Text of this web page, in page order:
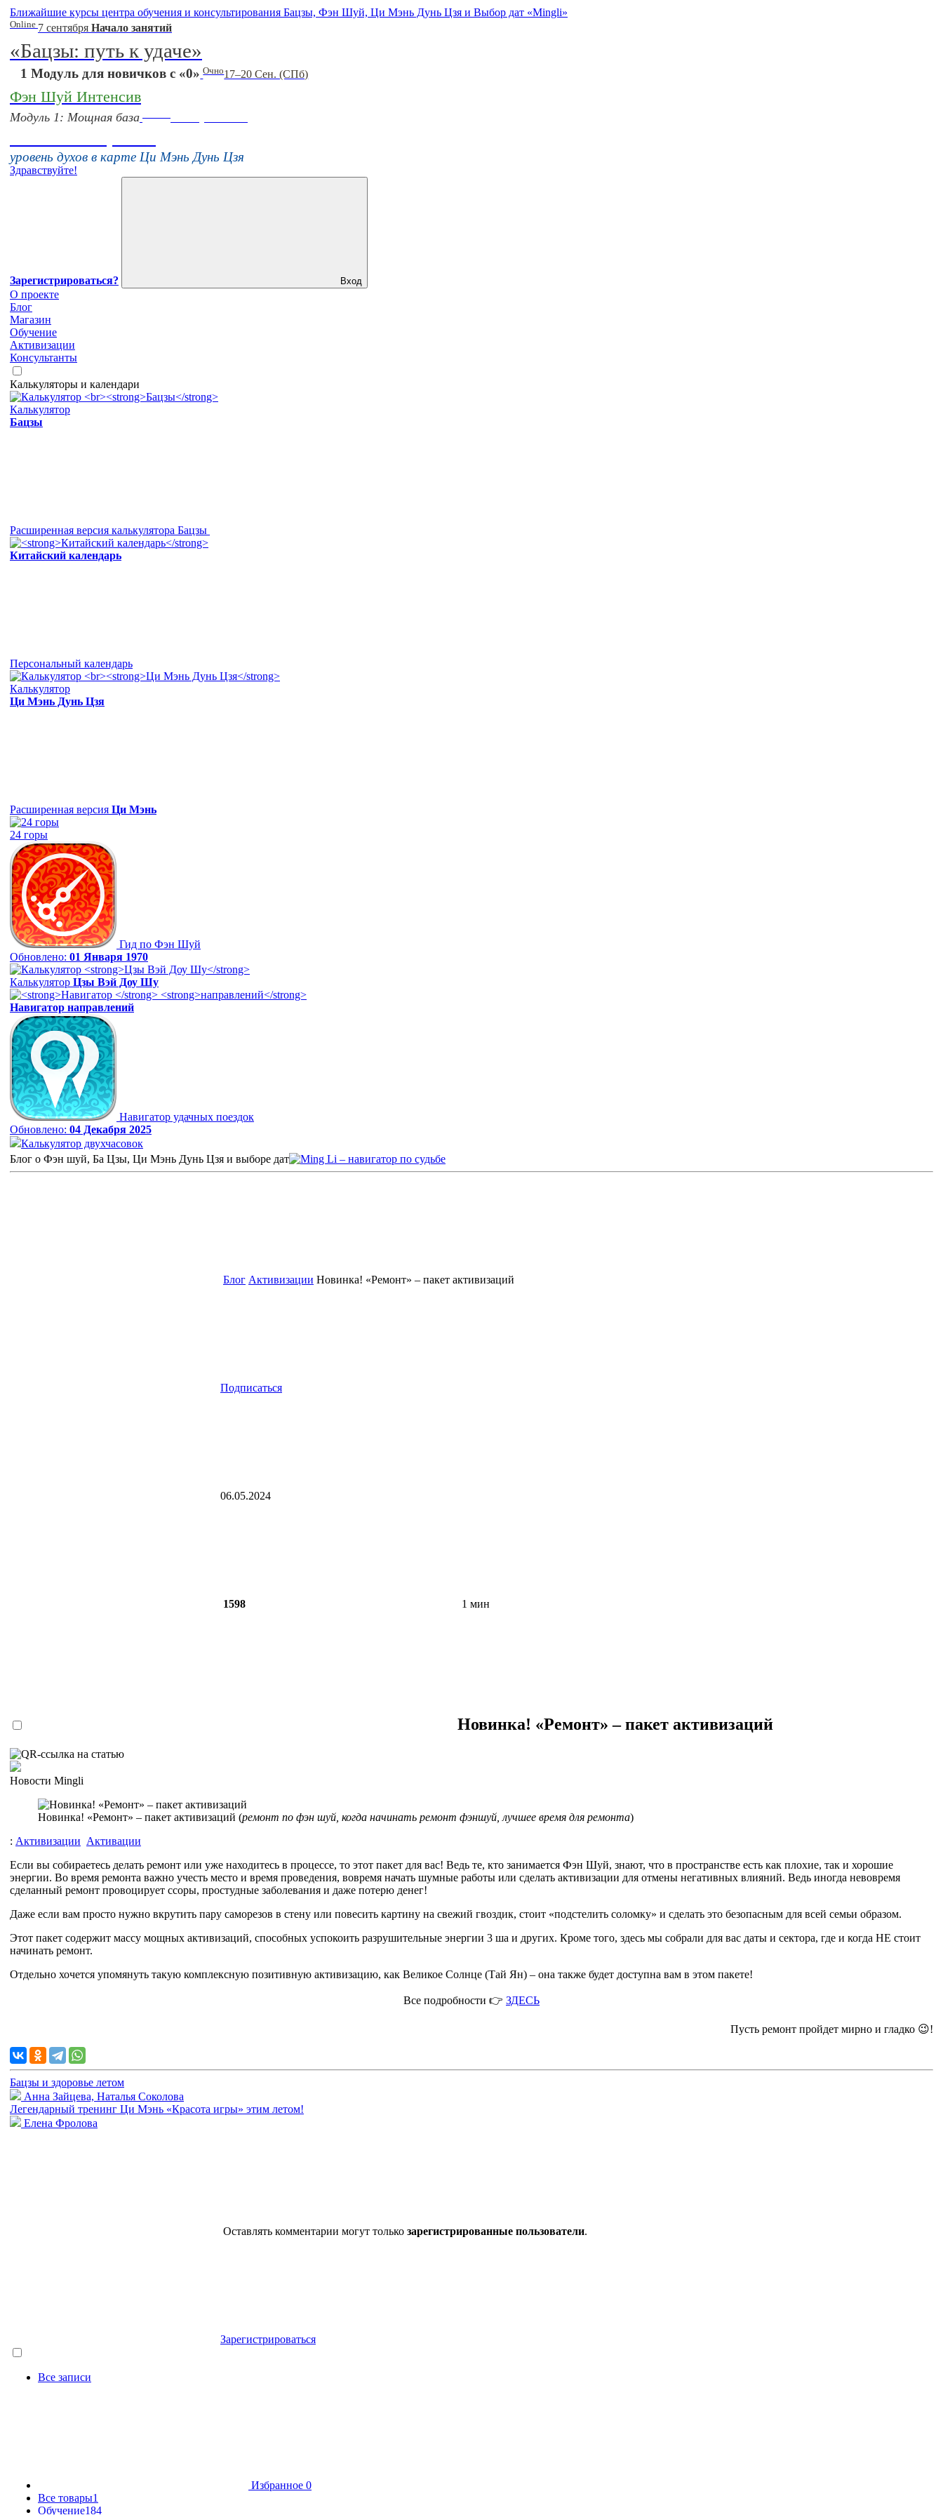
Ближайшие курсы центра обучения и консультирования Бацзы, Фэн Шуй, Ци Мэнь Дунь Цзя и Выбор дат «Mingli»
Online 7 сентября Начало занятий
«Бацзы: путь к удаче»
1 Модуль для новичков с «0» Очно17–20 Сен. (СПб)
Фэн Шуй Интенсив
Модуль 1: Мощная база
уровень духов в карте Ци Мэнь Дунь Цзя
Здравствуйте!
Зарегистрироваться? Вход
О проекте
Блог
Магазин
Обучение
Активизации
Консультанты
Калькуляторы и календари
Калькулятор
Бацзы
Расширенная версия калькулятора Бацзы
Китайский календарь
Персональный календарь
Калькулятор
Ци Мэнь Дунь Цзя
Расширенная версия Ци Мэнь
24 горы
Гид по Фэн Шуй
Обновлено: 01 Января 1970
Калькулятор Цзы Вэй Доу Шу
Навигатор направлений
Навигатор удачных поездок
Обновлено: 04 Декабря 2025
Калькулятор двухчасовок
Блог о Фэн шуй, Ба Цзы, Ци Мэнь Дунь Цзя и выборе дат
Блог Активизации Новинка! «Ремонт» – пакет активизаций
Подписаться
06.05.2024
1598 1 мин
Новинка! «Ремонт» – пакет активизаций
Новости Mingli
Новинка! «Ремонт» – пакет активизаций (ремонт по фэн шуй, когда начинать ремонт фэншуй, лучшее время для ремонта)
: Активизации Активации
Если вы собираетесь делать ремонт или уже находитесь в процессе, то этот пакет для вас! Ведь те, кто занимается Фэн Шуй, знают, что в пространстве есть как плохие, так и хорошие
энергии. Во время ремонта важно учесть место и время проведения, вовремя начать шумные работы или сделать активизации для отмены негативных влияний. Ведь иногда невовремя
сделанный ремонт провоцирует ссоры, простудные заболевания и даже потерю денег!
Даже если вам просто нужно вкрутить пару саморезов в стену или повесить картину на свежий гвоздик, стоит «подстелить соломку» и сделать это безопасным для всей семьи образом.
Этот пакет содержит массу мощных активизаций, способных успокоить разрушительные энергии 3 ша и других. Кроме того, здесь мы собрали для вас даты и сектора, где и когда НЕ стоит
начинать ремонт.
Отдельно хочется упомянуть такую комплексную позитивную активизацию, как Великое Солнце (Тай Ян) – она также будет доступна вам в этом пакете!
Все подробности 👉 ЗДЕСЬ
Пусть ремонт пройдет мирно и гладко 😉!
Бацзы и здоровье летом
Анна Зайцева, Наталья Соколова
Легендарный тренинг Ци Мэнь «Красота игры» этим летом!
Елена Фролова
Оставлять комментарии могут только зарегистрированные пользователи.
Зарегистрироваться
Все записи
Избранное 0
Все товары1
Обучение184